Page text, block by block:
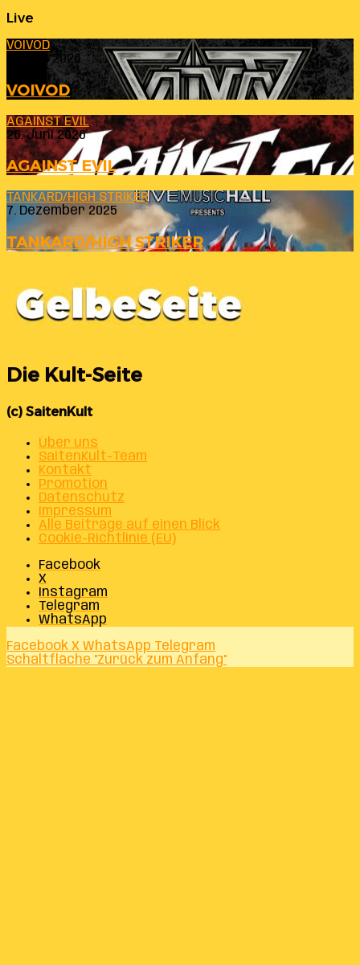
Live
VOIVOD
23. Juli 2026
VOIVOD
AGAINST EVIL
26. Juni 2026
AGAINST EVIL
TANKARD/HIGH STRIKER
7. Dezember 2025
TANKARD/HIGH STRIKER
Die Kult-Seite
(c) SaitenKult
Über uns
SaitenKult-Team
Kontakt
Promotion
Datenschutz
Impressum
Alle Beiträge auf einen Blick
Cookie-Richtlinie (EU)
Facebook
X
Instagram
Telegram
WhatsApp
Facebook X WhatsApp Telegram
Schaltfläche "Zurück zum Anfang"